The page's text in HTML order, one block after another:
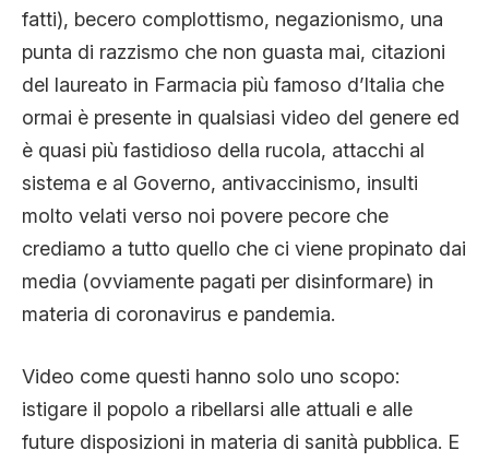
fatti), becero complottismo, negazionismo, una
punta di razzismo che non guasta mai, citazioni
del laureato in Farmacia più famoso d’Italia che
ormai è presente in qualsiasi video del genere ed
è quasi più fastidioso della rucola, attacchi al
sistema e al Governo, antivaccinismo, insulti
molto velati verso noi povere pecore che
crediamo a tutto quello che ci viene propinato dai
media (ovviamente pagati per disinformare) in
materia di coronavirus e pandemia.
Video come questi hanno solo uno scopo:
istigare il popolo a ribellarsi alle attuali e alle
future disposizioni in materia di sanità pubblica. E